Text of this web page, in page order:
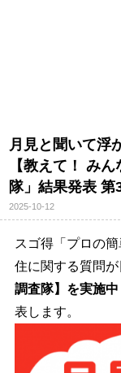
月見と聞いて浮
【教えて！ み
隊」結果発表 第
2025-10-12
スゴ得「プロの
住に関する質問
調査隊】を実施中
表します。